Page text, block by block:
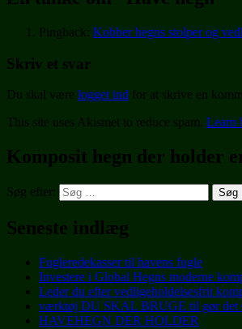
Pingback: Kobber hegns stolper og
Skriv et svar
Du skal være logget ind for at skrive en
This site uses Akismet to reduce spam. Learn
Komposit hegn der holder
Søg efter:
Seneste indlæg
Fugleredekasser til havens fugle
Investere i Global Hegns moderne
Leder du efter vedligeholdelsesfrit
værktøj DU SKAL BRUGE til gør det
HAVEHEGN DER HOLDER